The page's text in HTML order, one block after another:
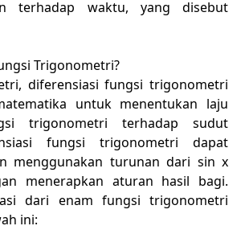
terhadap waktu, yang disebut
Trigonometri?
diferensiasi fungsi trigonometri
untuk menentukan laju
trigonometri terhadap sudut
fungsi trigonometri dapat
menggunakan turunan dari sin x
menerapkan aturan hasil bagi.
dari enam fungsi trigonometri
ini: